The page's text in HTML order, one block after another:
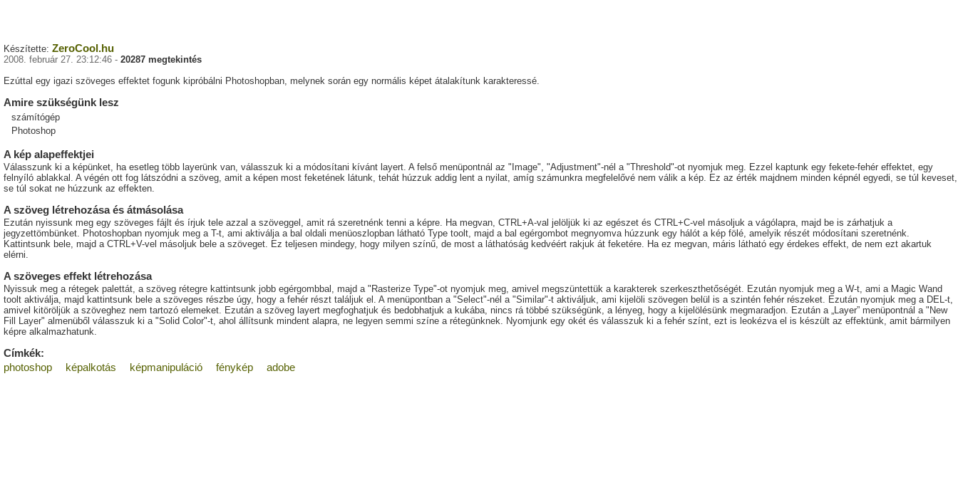
Készítette: ZeroCool.hu
2008. február 27. 23:12:46 - 20287 megtekintés
Ezúttal egy igazi szöveges effektet fogunk kipróbálni Photoshopban, melynek során egy normális képet átalakítunk karakteressé.
Amire szükségünk lesz
számítógép
Photoshop
A kép alapeffektjei
Válasszunk ki a képünket, ha esetleg több layerünk van, válasszuk ki a módosítani kívánt layert. A felső menüpontnál az "Image", "Adjustment"-nél a "Threshold"-ot nyomjuk meg. Ezzel kaptunk egy fekete-fehér effektet, egy
felnyíló ablakkal. A végén ott fog látszódni a szöveg, amit a képen most feketének látunk, tehát húzzuk addig lent a nyilat, amíg számunkra megfelelővé nem válik a kép. Ez az érték majdnem minden képnél egyedi, se túl keveset,
se túl sokat ne húzzunk az effekten.
A szöveg létrehozása és átmásolása
Ezután nyissunk meg egy szöveges fájlt és írjuk tele azzal a szöveggel, amit rá szeretnénk tenni a képre. Ha megvan, CTRL+A-val jelöljük ki az egészet és CTRL+C-vel másoljuk a vágólapra, majd be is zárhatjuk a
jegyzettömbünket. Photoshopban nyomjuk meg a T-t, ami aktiválja a bal oldali menüoszlopban látható Type toolt, majd a bal egérgombot megnyomva húzzunk egy hálót a kép fölé, amelyik részét módosítani szeretnénk.
Kattintsunk bele, majd a CTRL+V-vel másoljuk bele a szöveget. Ez teljesen mindegy, hogy milyen színű, de most a láthatóság kedvéért rakjuk át feketére. Ha ez megvan, máris látható egy érdekes effekt, de nem ezt akartuk
elérni.
A szöveges effekt létrehozása
Nyissuk meg a rétegek palettát, a szöveg rétegre kattintsunk jobb egérgombbal, majd a "Rasterize Type"-ot nyomjuk meg, amivel megszüntettük a karakterek szerkeszthetőségét. Ezután nyomjuk meg a W-t, ami a Magic Wand
toolt aktiválja, majd kattintsunk bele a szöveges részbe úgy, hogy a fehér részt találjuk el. A menüpontban a "Select"-nél a "Similar"-t aktiváljuk, ami kijelöli szövegen belül is a szintén fehér részeket. Ezután nyomjuk meg a DEL-t,
amivel kitöröljük a szöveghez nem tartozó elemeket. Ezután a szöveg layert megfoghatjuk és bedobhatjuk a kukába, nincs rá többé szükségünk, a lényeg, hogy a kijelölésünk megmaradjon. Ezután a „Layer” menüpontnál a "New
Fill Layer" almenüből válasszuk ki a "Solid Color"-t, ahol állítsunk mindent alapra, ne legyen semmi színe a rétegünknek. Nyomjunk egy okét és válasszuk ki a fehér színt, ezt is leokézva el is készült az effektünk, amit bármilyen
képre alkalmazhatunk.
Címkék:
photoshop
képalkotás képmanipuláció fénykép adobe